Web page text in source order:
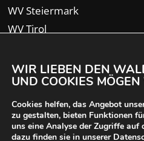
WV Steiermark
WV Tirol
WIR LIEBEN DEN
UND COOKIES
Cookies helfen, das Angebot
zu gestalten, bieten Funktionen
uns eine Analyse der Zugriffe auf
dazu finden sie in unserer